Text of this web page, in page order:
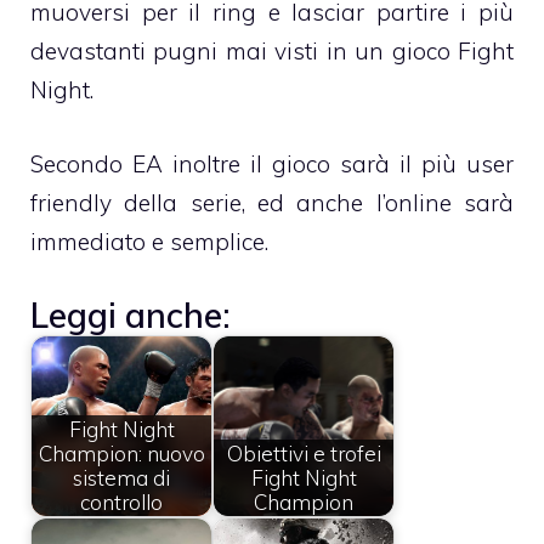
muoversi per il ring e lasciar partire i più
devastanti pugni mai visti in un gioco Fight
Night.
Secondo EA inoltre il gioco sarà il più user
friendly della serie, ed anche l’online sarà
immediato e semplice.
Leggi anche:
Fight Night
Champion: nuovo
sistema di
controllo
Obiettivi e trofei
Fight Night
Champion